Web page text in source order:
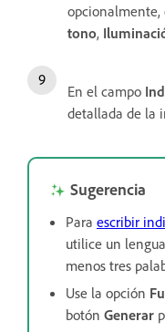
opcionalmente,
tono,
En el campo
detallada de la
Sugerencia
Para escribir
utilice un
menos tres
Use la opción
botón Generar